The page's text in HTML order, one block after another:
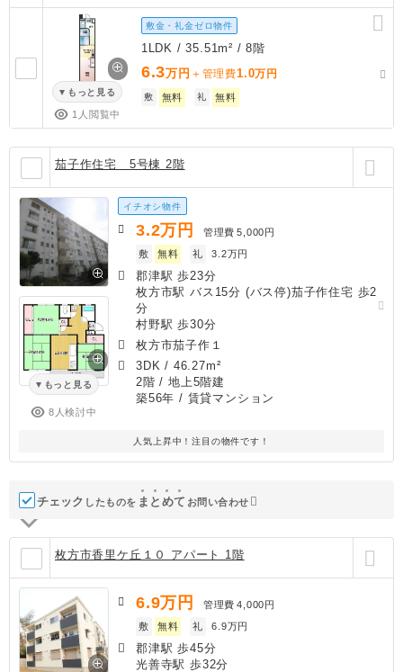
もっと見る
1人閲覧中
敷金・礼金ゼロ物件
1LDK / 35.51m² / 8階
6.3万円 ＋管理費1.0万円
敷 無料 礼 無料
茄子作住宅 5号棟 2階
もっと見る
8人検討中
イチオシ物件
3.2万円 管理費 5,000円
敷
無料 礼 3.2万円
郡津駅 歩23分
枚方市駅 バス15分 (バス停)茄子作住宅 歩2
分
村野駅 歩30分
枚方市茄子作１
3DK / 46.27m²
2階 / 地上5階建
築56年 / 賃貸マンション
人気上昇中！注目の物件です！
チェック したものを ま と めて お問い合わせ
枚方市香里ケ丘１０ アパート 1階
6.9万円 管理費 4,000円
敷
無料 礼 6.9万円
郡津駅 歩45分
光善寺駅 歩32分